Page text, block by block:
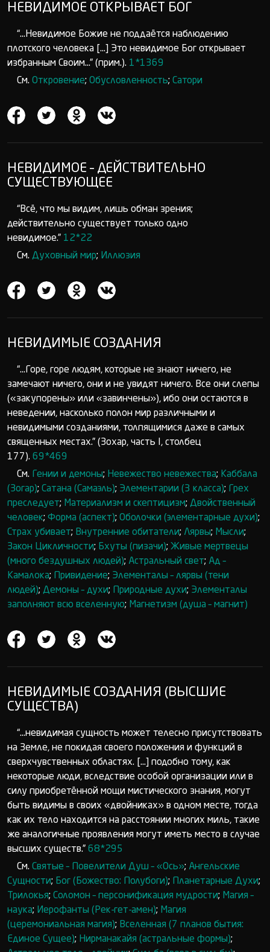
НЕВИДИМОЕ ОТКРЫВАЕТ БОГ
“...Невидимое Божие не поддаётся наблюдению
плотского человека [...] Это невидимое Бог открывает
избранным Своим...” (прим.). 1*1369
См. Откровение; Обусловленность; Сатори
НЕВИДИМОЕ – ДЕЙСТВИТЕЛЬНО
СУЩЕСТВУЮЩЕЕ
“Всё, что мы видим, лишь обман зрения;
действительно существует только одно
невидимое.” 12*22
См. Духовный мир; Иллюзия
НЕВИДИМЫЕ СОЗДАНИЯ
“...Горе, горе людям, которые не знают ничего, не
замечают ничего, они и не увидят ничего. Все они слепы
(«закупорены» или «завинчены»), ибо они остаются в
неведении, насколько полон мир различными и
невидимыми созданиями, толпящимися даже в самых
священных местах.” (Зохар, часть I, столбец
177). 69*469
См.
Гении и демоны; Невежество невежества; Каббала
(Зогар); Сатана (Самаэль); Элементарии (3 класса);
Грех
преследует; Материализм и скептицизм; Двойственный
человек; Форма (аспект); Оболочки (элементарные духи);
Страх убивает; Внутренние обитатели; Лярвы; Мысли;
Закон Цикличности; Бхуты (пизачи); Живые мертвецы
(много бездушных людей); Астральный свет; Ад –
Камалока; Привидение; Элементалы – лярвы (тени
людей); Демоны – духи; Природные духи; Элементалы
заполняют всю вселенную; Магнетизм (душа – магнит)
НЕВИДИМЫЕ СОЗДАНИЯ (ВЫСШИЕ
СУЩЕСТВА)
“...невидимая сущность может телесно присутствовать
на Земле, не покидая своего положения и функций в
сверхчувственных областях. [...] подобно тому, как
некоторые люди, вследствие особой организации или в
силу приобретённой мощи мистического знания, могут
быть видимы в своих «двойниках» в одном месте, тогда
как их тело находится на расстоянии многих миль, такие
же аналогичные проявления могут иметь место в случае
высших существ.” 68*295
См. Святые – Повелители Душ – «Ось»; Ангельские
Сущности; Бог (Божество: Полубоги); Планетарные Духи;
Трилокья; Соломон – персонификация мудрости; Магия –
наука; Иерофанты (Рек-гет-амен); Магия
(церемониальная магия); Вселенная (7 планов бытия:
Единое Сущее); Нирманакайя (астральные формы);